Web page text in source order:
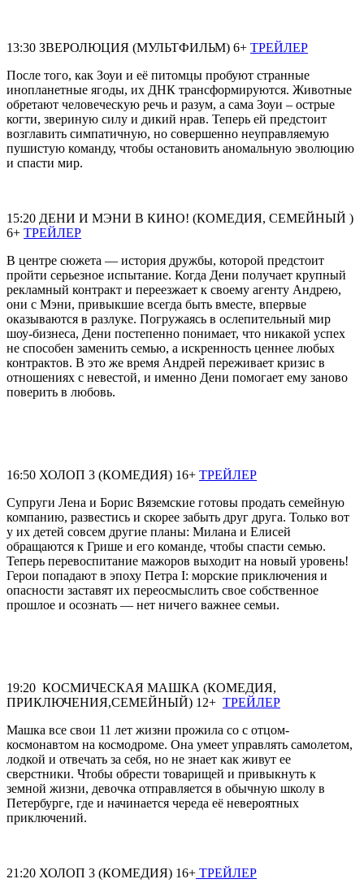
13:30 ЗВЕРОЛЮЦИЯ (МУЛЬТФИЛЬМ) 6+ ТРЕЙЛЕР
После того, как Зоуи и её питомцы пробуют странные
инопланетные ягоды, их ДНК трансформируются. Животные
обретают человеческую речь и разум, а сама Зоуи – острые
когти, звериную силу и дикий нрав. Теперь ей предстоит
возглавить симпатичную, но совершенно неуправляемую
пушистую команду, чтобы остановить аномальную эволюцию
и спасти мир.
15:20 ДЕНИ И МЭНИ В КИНО! (КОМЕДИЯ, СЕМЕЙНЫЙ )
6+ ТРЕЙЛЕР
В центре сюжета — история дружбы, которой предстоит
пройти серьезное испытание. Когда Дени получает крупный
рекламный контракт и переезжает к своему агенту Андрею,
они с Мэни, привыкшие всегда быть вместе, впервые
оказываются в разлуке. Погружаясь в ослепительный мир
шоу-бизнеса, Дени постепенно понимает, что никакой успех
не способен заменить семью, а искренность ценнее любых
контрактов. В это же время Андрей переживает кризис в
отношениях с невестой, и именно Дени помогает ему заново
поверить в любовь.
16:50 ХОЛОП 3 (КОМЕДИЯ) 16+ ТРЕЙЛЕР
Супруги Лена и Борис Вяземские готовы продать семейную
компанию, развестись и скорее забыть друг друга. Только вот
у их детей совсем другие планы: Милана и Елисей
обращаются к Грише и его команде, чтобы спасти семью.
Теперь перевоспитание мажоров выходит на новый уровень!
Герои попадают в эпоху Петра I: морские приключения и
опасности заставят их переосмыслить свое собственное
прошлое и осознать — нет ничего важнее семьи.
19:20 КОСМИЧЕСКАЯ МАШКА (КОМЕДИЯ,
ПРИКЛЮЧЕНИЯ,СЕМЕЙНЫЙ) 12+ ТРЕЙЛЕР
Машка все свои 11 лет жизни прожила со с отцом-
космонавтом на космодроме. Она умеет управлять самолетом,
лодкой и отвечать за себя, но не знает как живут ее
сверстники. Чтобы обрести товарищей и привыкнуть к
земной жизни, девочка отправляется в обычную школу в
Петербурге, где и начинается череда её невероятных
приключений.
21:20 ХОЛОП 3 (КОМЕДИЯ) 16+ ТРЕЙЛЕР